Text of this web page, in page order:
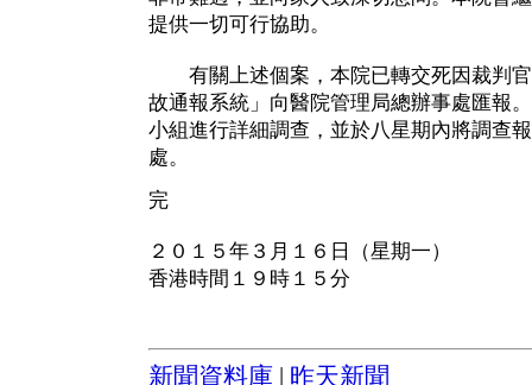
提供一切可行協助。
有關上述個案，本院已轉交死因裁判官
故通報系統」向醫院管理局總辦事處匯報
小組進行詳細調查，並於八星期內將調查
處。
完
２０１５年３月１６日（星期一）
香港時間１９時１５分
新聞資料庫 昨天新聞